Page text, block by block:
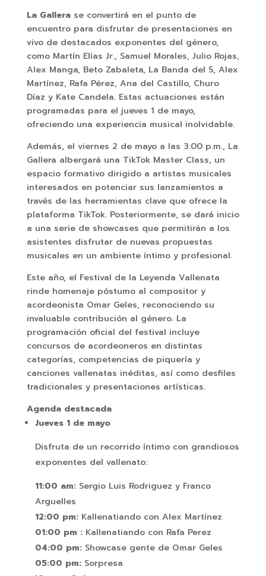
La Gallera se convertirá en el punto de
encuentro para disfrutar de presentaciones en
vivo de destacados exponentes del género,
como Martín Elías Jr., Samuel Morales, Julio Rojas,
Alex Manga, Beto Zabaleta, La Banda del 5, Alex
Martínez, Rafa Pérez, Ana del Castillo, Churo
Díaz y Kate Candela. Estas actuaciones están
programadas para el jueves 1 de mayo,
ofreciendo una experiencia musical inolvidable.
Además, el viernes 2 de mayo a las 3:00 p.m., La
Gallera albergará una TikTok Master Class, un
espacio formativo dirigido a artistas musicales
interesados en potenciar sus lanzamientos a
través de las herramientas clave que ofrece la
plataforma TikTok. Posteriormente, se dará inicio
a una serie de showcases que permitirán a los
asistentes disfrutar de nuevas propuestas
musicales en un ambiente íntimo y profesional.
Este año, el Festival de la Leyenda Vallenata
rinde homenaje póstumo al compositor y
acordeonista Omar Geles, reconociendo su
invaluable contribución al género. La
programación oficial del festival incluye
concursos de acordeoneros en distintas
categorías, competencias de piquería y
canciones vallenatas inéditas, así como desfiles
tradicionales y presentaciones artísticas.
Agenda destacada
Jueves 1 de mayo
Disfruta de un recorrido íntimo con grandiosos
exponentes del vallenato:
11:00 am: Sergio Luis Rodriguez y Franco
Arguelles
12:00 pm: Kallenatiando con Alex Martínez
01:00 pm : Kallenatiando con Rafa Perez
04:00 pm: Showcase gente de Omar Geles
05:00 pm: Sorpresa